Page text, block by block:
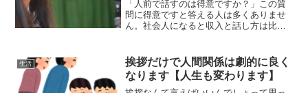
「人前で話すのは得意ですか？」この質
問に得意ですと答える人は多くありませ
ん。社会人になると収入と話し方は比例
すことは学生生活の中で身に付けておい
た方が良いスキルなのです。
生活
挨拶だけで人間関係は劇的に良く
なります【人生も変わります】